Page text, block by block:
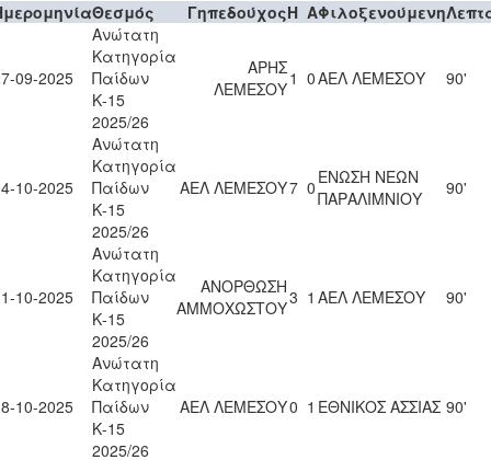
Θεσμός ΓηπεδούχοςH AΦιλοξενούμενη
09-2025
Ανώτατη
Κατηγορία
Παίδων
Κ-15
2025/26
ΑΡΗΣ
ΛΕΜΕΣΟΥ1 0ΑΕΛ ΛΕΜΕΣΟΥ 90'
10-2025
Ανώτατη
Κατηγορία
Παίδων
Κ-15
2025/26
ΑΕΛ ΛΕΜΕΣΟΥ7 0 ΕΝΩΣΗ ΝΕΩΝ
ΠΑΡΑΛΙΜΝΙΟΥ
90'
10-2025
Ανώτατη
Κατηγορία
Παίδων
Κ-15
2025/26
ΑΝΟΡΘΩΣΗ
ΑΜΜΟΧΩΣΤΟΥ3 1 ΑΕΛ ΛΕΜΕΣΟΥ 90'
10-2025
Ανώτατη
Κατηγορία
Παίδων
Κ-15
2025/26
ΑΕΛ ΛΕΜΕΣΟΥ0 1 ΕΘΝΙΚΟΣ ΑΣΣΙΑΣ 90'